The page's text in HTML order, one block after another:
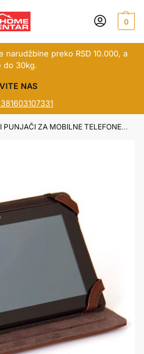
0
narudžbine preko RSD 10.000, a
do 30kg.
NAS
PUNJAČI ZA MOBILNE TELEFONE